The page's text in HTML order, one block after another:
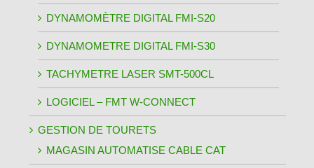
DYNAMOMÈTRE DIGITAL FMI-S20
DYNAMOMETRE DIGITAL FMI-S30
TACHYMETRE LASER SMT-500CL
LOGICIEL – FMT W-CONNECT
GESTION DE TOURETS
MAGASIN AUTOMATISE CABLE CAT